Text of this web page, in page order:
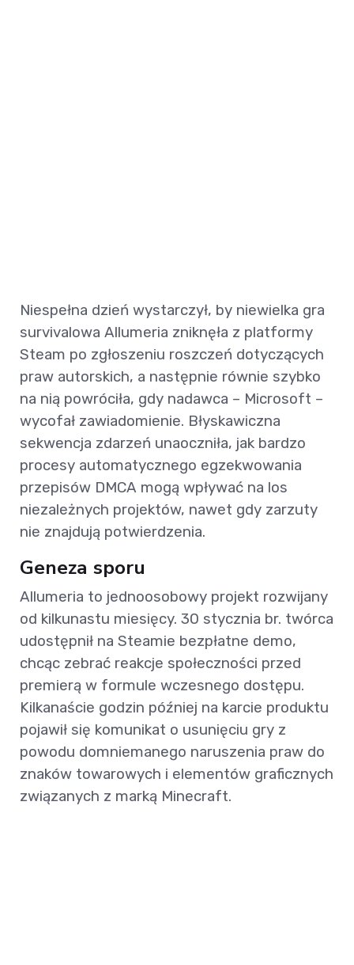
Niespełna dzień wystarczył, by niewielka gra
survivalowa Allumeria zniknęła z platformy
Steam po zgłoszeniu roszczeń dotyczących
praw autorskich, a następnie równie szybko
na nią powróciła, gdy nadawca – Microsoft –
wycofał zawiadomienie. Błyskawiczna
sekwencja zdarzeń unaoczniła, jak bardzo
procesy automatycznego egzekwowania
przepisów DMCA mogą wpływać na los
niezależnych projektów, nawet gdy zarzuty
nie znajdują potwierdzenia.
Geneza sporu
Allumeria to jednoosobowy projekt rozwijany
od kilkunastu miesięcy. 30 stycznia br. twórca
udostępnił na Steamie bezpłatne demo,
chcąc zebrać reakcje społeczności przed
premierą w formule wczesnego dostępu.
Kilkanaście godzin później na karcie produktu
pojawił się komunikat o usunięciu gry z
powodu domniemanego naruszenia praw do
znaków towarowych i elementów graficznych
związanych z marką Minecraft.